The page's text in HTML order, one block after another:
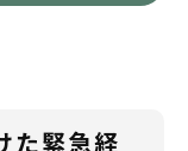
た緊急経